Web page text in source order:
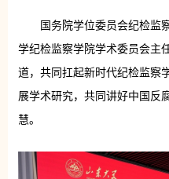
国务院学位委员会纪检监
学纪检监察学院学术委员会主
道，共同扛起新时代纪检监察
展学术研究，共同讲好中国反
慧。